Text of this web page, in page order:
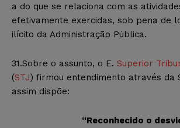
a do que se relaciona com as
efetivamente exercidas, sob pena de
ilícito da Administração Pública.
31.Sobre o assunto, o E. Superior
(STJ) firmou entendimento através da
assim dispõe:
“Reconhecido o